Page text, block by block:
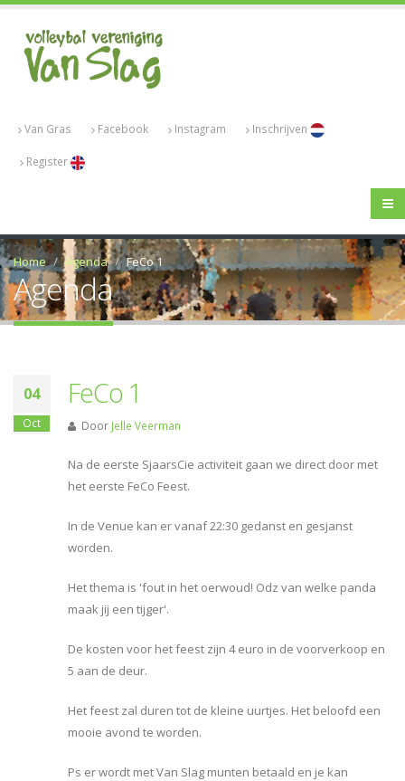
Van Gras Facebook Instagram Inschrijven
Register
Home Agenda FeCo 1
Agenda
04
Oct
FeCo 1
Door Jelle Veerman
Na de eerste SjaarsCie activiteit gaan we direct door met
het eerste FeCo Feest.
In de Venue kan er vanaf 22:30 gedanst en gesjanst
worden.
Het thema is 'fout in het oerwoud! Odz van welke panda
maak jij een tijger'.
De kosten voor het feest zijn 4 euro in de voorverkoop en
5 aan de deur.
Het feest zal duren tot de kleine uurtjes. Het beloofd een
mooie avond te worden.
Ps er wordt met Van Slag munten betaald en je kan